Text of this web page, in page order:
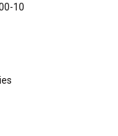
10